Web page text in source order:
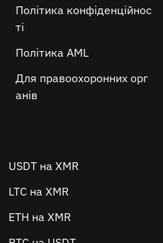
Політика конфіденційнос
ті
Політика AML
Для правоохоронних орг
анів
USDT на XMR
LTC на XMR
ETH на XMR